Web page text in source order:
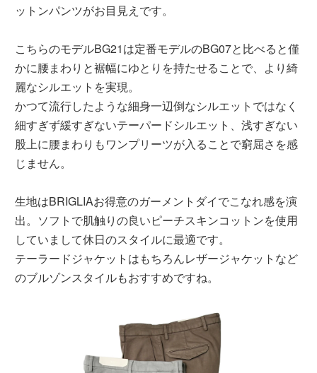
ットンパンツがお目見えです。
こちらのモデルBG21は定番モデルのBG07と比べると僅
かに腰まわりと裾幅にゆとりを持たせることで、より綺
麗なシルエットを実現。
かつて流行したような細身一辺倒なシルエットではなく
細すぎず緩すぎないテーパードシルエット、浅すぎない
股上に腰まわりもワンプリーツが入ることで窮屈さを感
じません。
生地はBRIGLIAお得意のガーメントダイでこなれ感を演
出。ソフトで肌触りの良いピーチスキンコットンを使用
していまして休日のスタイルに最適です。
テーラードジャケットはもちろんレザージャケットなど
のブルゾンスタイルもおすすめですね。